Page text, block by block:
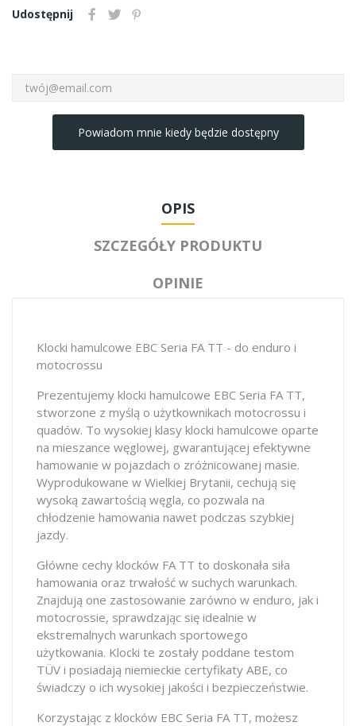
Udostępnij
Powiadom mnie kiedy będzie dostępny
OPIS
SZCZEGÓŁY PRODUKTU
OPINIE
Klocki hamulcowe EBC Seria FA TT - do enduro i
motocrossu
Prezentujemy klocki hamulcowe EBC Seria FA TT,
stworzone z myślą o użytkownikach motocrossu i
quadów. To wysokiej klasy klocki hamulcowe oparte
na mieszance węglowej, gwarantującej efektywne
hamowanie w pojazdach o zróżnicowanej masie.
Wyprodukowane w Wielkiej Brytanii, cechują się
wysoką zawartością węgla, co pozwala na
chłodzenie hamowania nawet podczas szybkiej
jazdy.
Główne cechy klocków FA TT to doskonała siła
hamowania oraz trwałość w suchych warunkach.
Znajdują one zastosowanie zarówno w enduro, jak i
motocrossie, sprawdzając się idealnie w
ekstremalnych warunkach sportowego
użytkowania. Klocki te zostały poddane testom
TÜV i posiadają niemieckie certyfikaty ABE, co
świadczy o ich wysokiej jakości i bezpieczeństwie.
Korzystając z klocków EBC Seria FA TT, możesz